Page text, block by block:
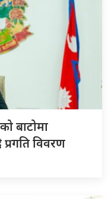
बाटोमा
विवरण